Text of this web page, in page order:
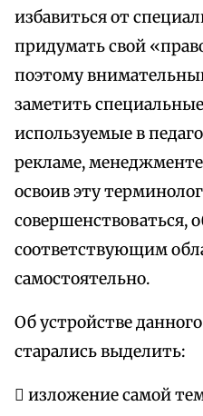
избавиться от
придумать свой
поэтому
заметить
используемые в
рекламе,
освоив эту
совершенствоваться,
соответствующим
самостоятельно.
Об устройстве
старались выделить:
 изложение самой